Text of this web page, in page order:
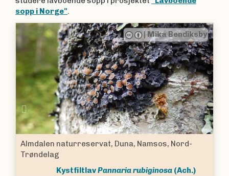
sopp i Norge".
|Mika Bendiksby
Almdalen naturreservat, Duna, Namsos, Nord-
Trøndelag
PapirlavPlatismatia glauca(L.) W.L.Culb.
Previous